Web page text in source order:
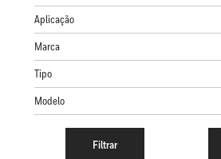
Aplicação
Marca
Tipo
Modelo